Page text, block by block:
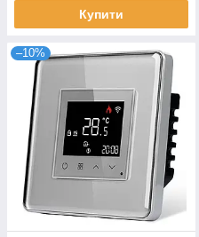
Купити
–10%